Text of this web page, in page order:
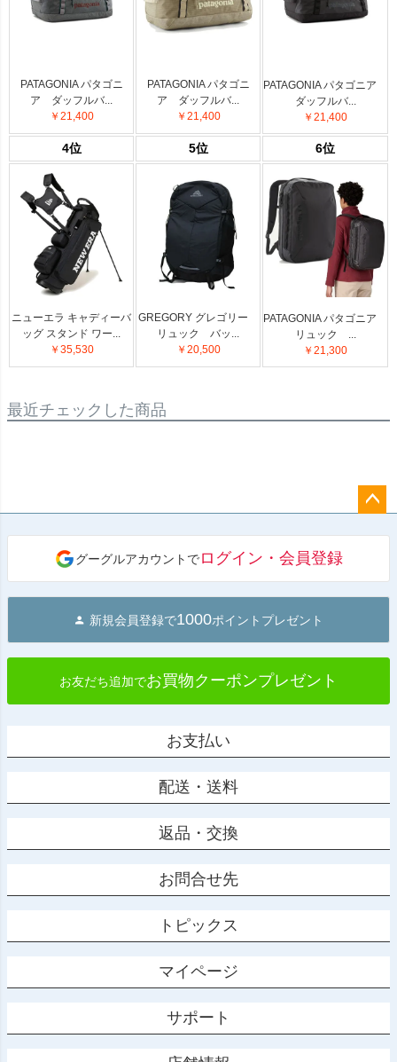
PATAGONIA パタゴニ
ア ダッフルバ...
￥21,400
PATAGONIA パタゴニ
ア ダッフルバ...
￥21,400
PATAGONIA パタゴニア
ダッフルバ...
￥21,400
4位 5位 6位
ニューエラ キャディーバ
ッグ スタンド ワー...
￥35,530
GREGORY グレゴリー
リュック バッ...
￥20,500
PATAGONIA パタゴニア
リュック ...
￥21,300
最近チェックした商品
へ
グーグルアカウントでログイン・会員登録
新規会員登録で1000ポイントプレゼント
お友だち追加でお買物クーポンプレゼント
お支払い
配送・送料
返品・交換
お問合せ先
トピックス
マイページ
サポート